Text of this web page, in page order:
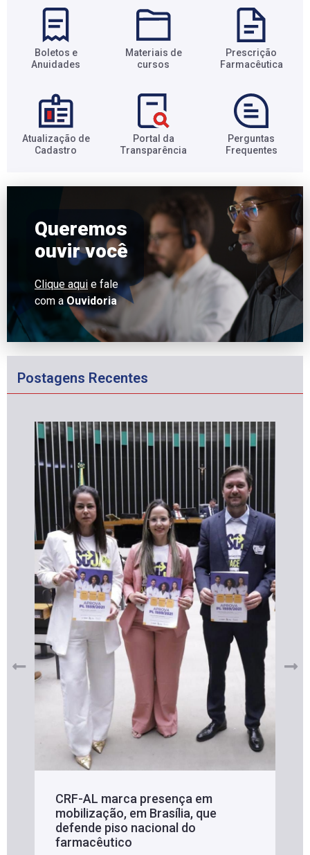
Boletos e
Anuidades​
Materiais de
cursos​
Prescrição
Farmacêutica​
Atualização de
Cadastro​
Portal da
Transparência​
Perguntas
Frequentes​
Queremos
ouvir você
Clique aqui e fale
com a Ouvidoria
Postagens Recentes
CRF-AL marca presença em
mobilização, em Brasília, que
defende piso nacional do
farmacêutico